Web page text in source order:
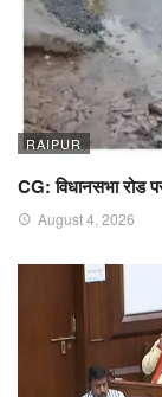
RAIPUR
CG: विधानसभा
August 4, 2026